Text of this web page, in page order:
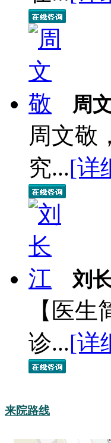
周
周文敬
究...[详
刘
【医
诊...[详
来院路线